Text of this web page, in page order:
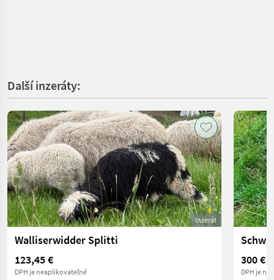
Další inzeráty:
Inzerát
Walliserwidder Splitti
123,45 €
DPH je neaplikovateľné
300 €
DPH je